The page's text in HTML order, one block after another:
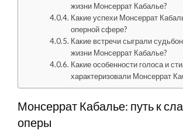
жизни Монсеррат Кабалье?
Какие успехи Монсеррат
оперной сфере?
Какие встречи сыграли
жизни Монсеррат Кабалье?
Какие особенности голоса и
характеризовали Монсеррат
Монсеррат Кабалье: путь к
оперы